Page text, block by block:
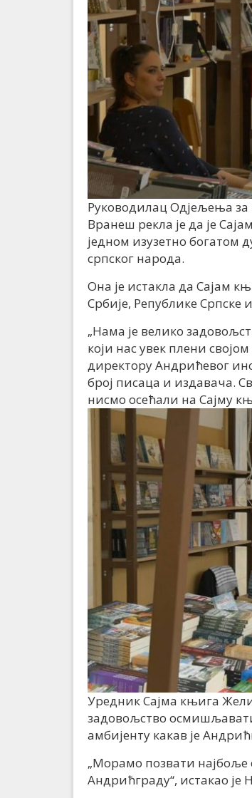
Руководилац Одјељења
Вранеш рекла је да је
једном изузетно богатом
српског народа.
Она је истакла да Сајам
Србије, Републике Српске
„Нама је велико
који нас увек плени
директору Андрићевог
број писаца и издавача.
нисмо осећали на Сајму
Уредник Сајма књига
задовољство
амбијенту какав је
„Морамо позвати најбоље
Андрићграду“, истакао је